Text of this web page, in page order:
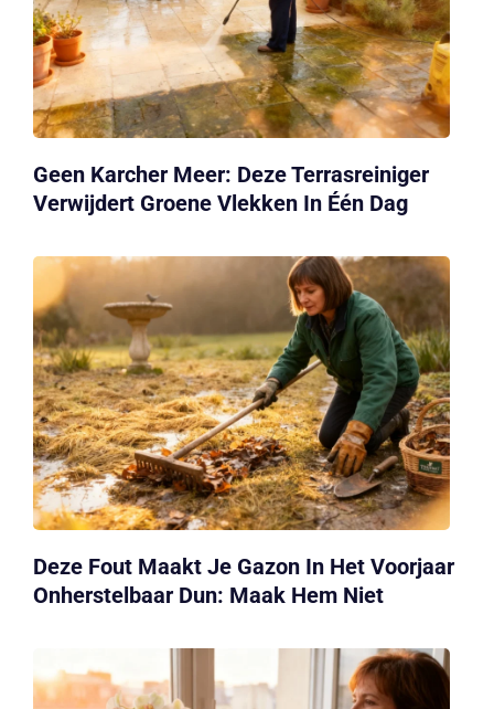
Geen Karcher Meer: Deze Terrasreiniger
Verwijdert Groene Vlekken In Één Dag
Deze Fout Maakt Je Gazon In Het Voorjaar
Onherstelbaar Dun: Maak Hem Niet